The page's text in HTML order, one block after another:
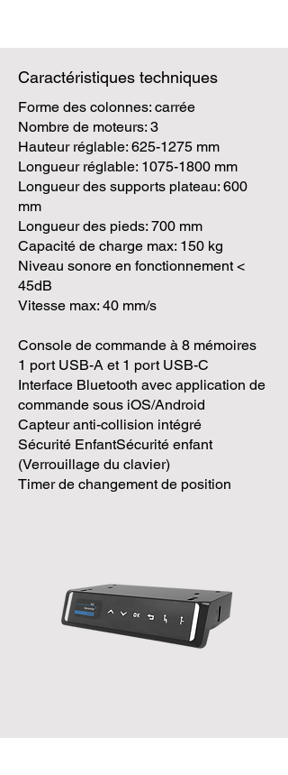
Caractéristiques techniques
Forme des colonnes: carrée
Nombre de moteurs: 3
Hauteur réglable: 625-1275 mm
Longueur réglable: 1075-1800 mm
Longueur des supports plateau: 600
mm
Longueur des pieds: 700 mm
Capacité de charge max: 150 kg
Niveau sonore en fonctionnement <
45dB
Vitesse max: 40 mm/s
Console de commande à 8 mémoires
1 port USB-A et 1 port USB-C
Interface Bluetooth avec application de
commande sous iOS/Android
Capteur anti-collision intégré
Sécurité EnfantSécurité enfant
(Verrouillage du clavier)
Timer de changement de position